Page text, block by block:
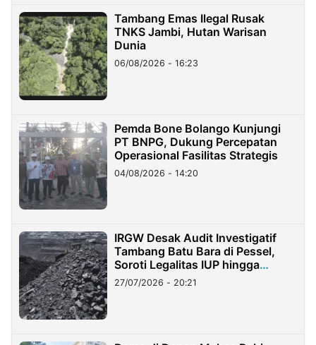
Tambang Emas Ilegal Rusak
TNKS Jambi, Hutan Warisan
Dunia
06/08/2026 - 16:23
Pemda Bone Bolango Kunjungi
PT BNPG, Dukung Percepatan
Operasional Fasilitas Strategis
04/08/2026 - 14:20
IRGW Desak Audit Investigatif
Tambang Batu Bara di Pessel,
Soroti Legalitas IUP hingga
Stockpile
27/07/2026 - 20:21